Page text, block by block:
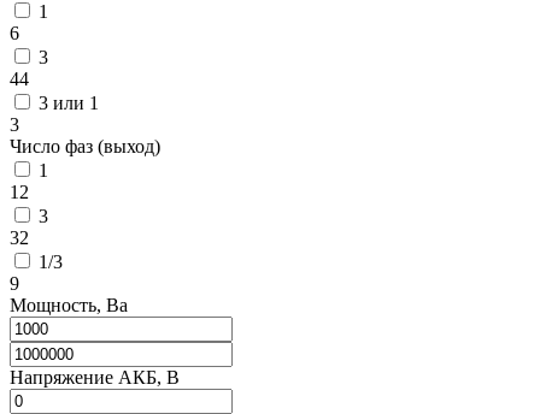
1
6
3
44
3 или 1
3
Число фаз (выход)
1
12
3
32
1/3
9
Мощность, Ва
Напряжение АКБ, В